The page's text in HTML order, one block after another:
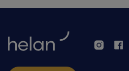
dan is hij/zij